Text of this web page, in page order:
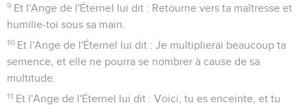
9 Et l'Ange de l'Éternel lui dit : Retourne vers ta maîtresse et
humilie-toi sous sa main.
10 Et l'Ange de l'Éternel lui dit : Je multiplierai beaucoup ta
semence, et elle ne pourra se nombrer à cause de sa
multitude.
11 Et l'Ange de l'Éternel lui dit : Voici, tu es enceinte, et tu